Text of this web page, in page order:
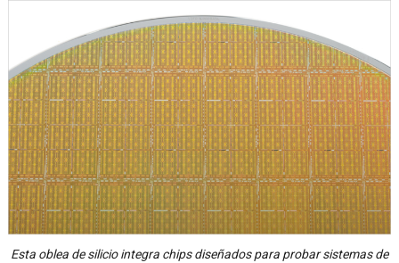
Esta oblea de silicio integra chips diseñados para probar sistemas de